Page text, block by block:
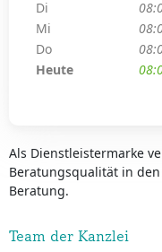
Als Dienstleistermarke
Beratungsqualität in
Beratung.
Team der Kanzlei
Di
Mi
Do
Heute